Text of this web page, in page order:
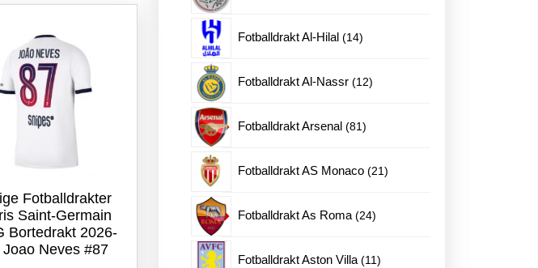
Fotballdrakter
Saint-Germain
Bortedrakt 2026-
Joao Neves #87
Fotballdrakt Al-Hilal 1414
Fotballdrakt Al-Nassr 1212
Fotballdrakt Arsenal 8181
Fotballdrakt AS Monaco 2121
Fotballdrakt As Roma 2424
Fotballdrakt Aston Villa 1111